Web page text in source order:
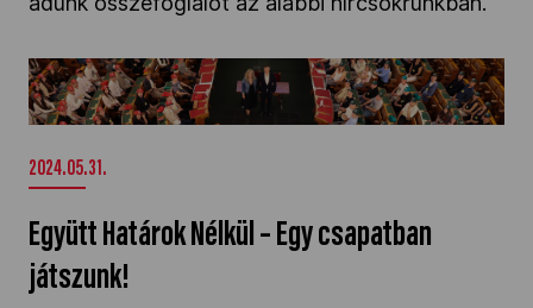
Társszervezetek
OVEP
Adatbank
Együtt Határok Nélkül – Egy csapatban
játszunk!" />
2024.05.31.
Együtt Határok Nélkül – Egy csapatban
játszunk!